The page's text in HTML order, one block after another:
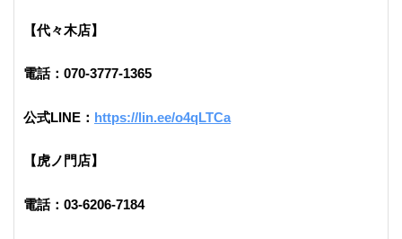
【代々木店】
電話：070‐3777‐1365
公式LINE： https://lin.ee/o4qLTCa
【虎ノ門店】
電話：03-6206-7184